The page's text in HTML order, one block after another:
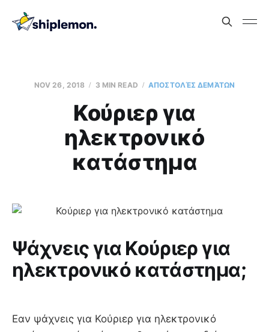
NOV 26, 2018 3 MIN READ AΠΟΣΤΟΛΈΣ ΔΕΜΆΤΩΝ
Κούριερ για
ηλεκτρονικό
κατάστημα
Ψάχνεις για Κούριερ για
ηλεκτρονικό κατάστημα;
Εαν ψάχνεις για Κούριερ για ηλεκτρονικό